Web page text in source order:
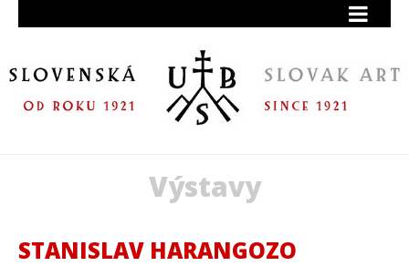
Výstavy
STANISLAV HARANGOZO